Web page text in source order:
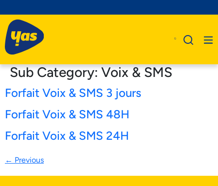
A Propos De Nous
Sub Category:Voix & SMS
Forfait Voix & SMS 3 jours
Forfait Voix & SMS 48H
Forfait Voix & SMS 24H
← Previous